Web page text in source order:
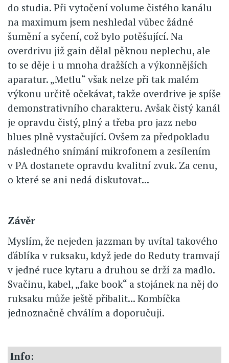
do studia. Při vytočení volume čistého kanálu
na maximum jsem neshledal vůbec žádné
šumění a syčení, což bylo potěšující. Na
overdrivu již gain dělal pěknou neplechu, ale
to se děje i u mnoha dražších a výkonnějších
aparatur. „Metlu“ však nelze při tak malém
výkonu určitě očekávat, takže overdrive je spíše
demonstrativního charakteru. Avšak čistý kanál
je opravdu čistý, plný a třeba pro jazz nebo
blues plně vystačující. Ovšem za předpokladu
následného snímání mikrofonem a zesílením
v PA dostanete opravdu kvalitní zvuk. Za cenu,
o které se ani nedá diskutovat...
Závěr
Myslím, že nejeden jazzman by uvítal takového
ďáblíka v ruksaku, když jede do Reduty tramvají
v jedné ruce kytaru a druhou se drží za madlo.
Svačinu, kabel, „fake book“ a stojánek na něj do
ruksaku může ještě přibalit... Kombíčka
jednoznačně chválím a doporučuji.
Info: